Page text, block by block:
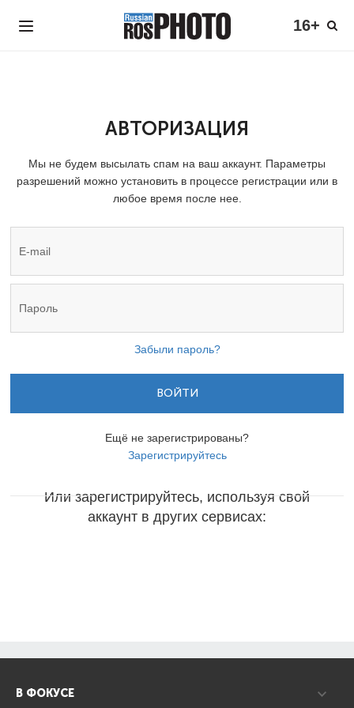
16+
АВТОРИЗАЦИЯ
Мы не будем высылать спам на ваш аккаунт. Параметры
разрешений можно установить в процессе регистрации или в
любое время после нее.
Забыли пароль?
ВОЙТИ
Ещё не зарегистрированы?
Зарегистрируйтесь
Или зарегистрируйтесь, используя свой
аккаунт в других сервисах:
В ФОКУСЕ